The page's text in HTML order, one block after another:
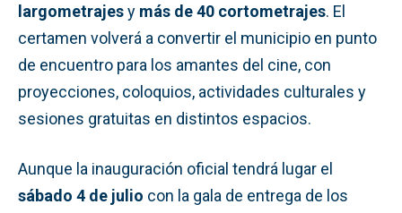
largometrajesy más de 40 cortometrajes. El
certamen volverá a convertir el municipio en punto
de encuentro para los amantes del cine, con
proyecciones, coloquios, actividades culturales y
sesiones gratuitas en distintos espacios.
Aunque la inauguración oficial tendrá lugar el
sábado 4 de julio con la gala de entrega de los